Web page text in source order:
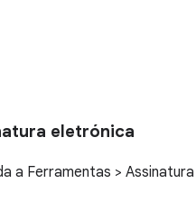
eletrónica
a Ferramentas > Assinatura